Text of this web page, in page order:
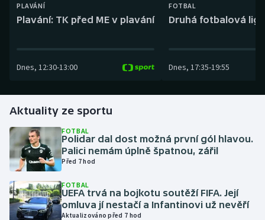
Gymnastika
Házená
Jezdectví
Judo
PLAVÁNÍ
Plavání: TK před ME v plavání
Dnes, 12:30-13:00
FOTBAL
Druhá fotbalová
Dnes, 17:35-19:55
Aktuality ze sportu
FOTBAL
Polidar dal dost možná první gól hlavou.
Palici nemám úplně špatnou, zářil
Před 7 hod
FOTBAL
UEFA trvá na bojkotu soutěží FIFA. Její
omluva jí nestačí a Infantinovi už nevěří
Aktualizováno před 7 hod